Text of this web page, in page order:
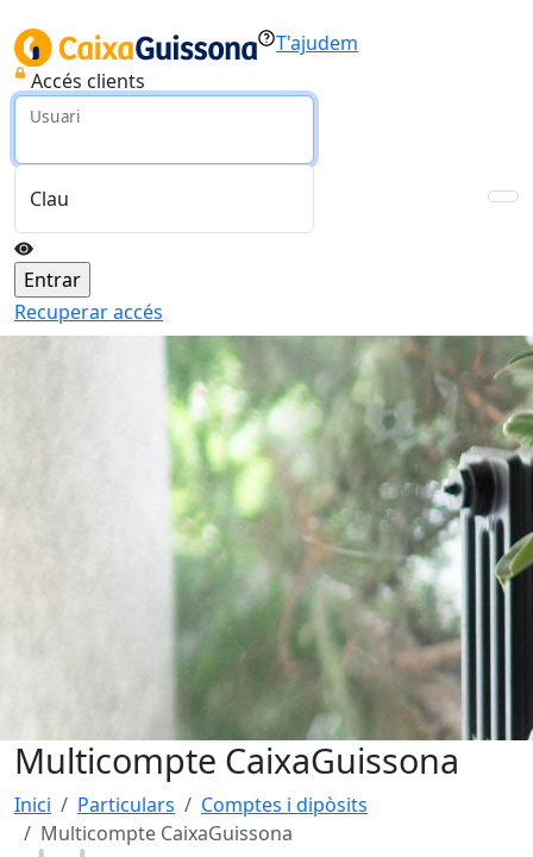
T'ajudem
Accés clients
Usuari
Clau
Recuperar accés
Multicompte CaixaGuissona
Inici Particulars
Comptes i dipòsits
Multicompte CaixaGuissona